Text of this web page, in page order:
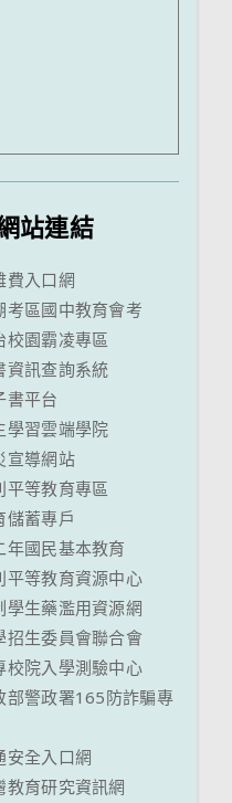
站連結
費入口網
考區國中教育會考
校園霸凌專區
資訊查詢系統
書平台
學習雲端學院
宣導網站
平等教育專區
儲蓄專戶
年國民基本教育
平等教育資源中心
學生藥濫用資源網
招生委員會聯合會
校院入學測驗中心
部警政署165防詐騙專
安全入口網
教育研究資訊網